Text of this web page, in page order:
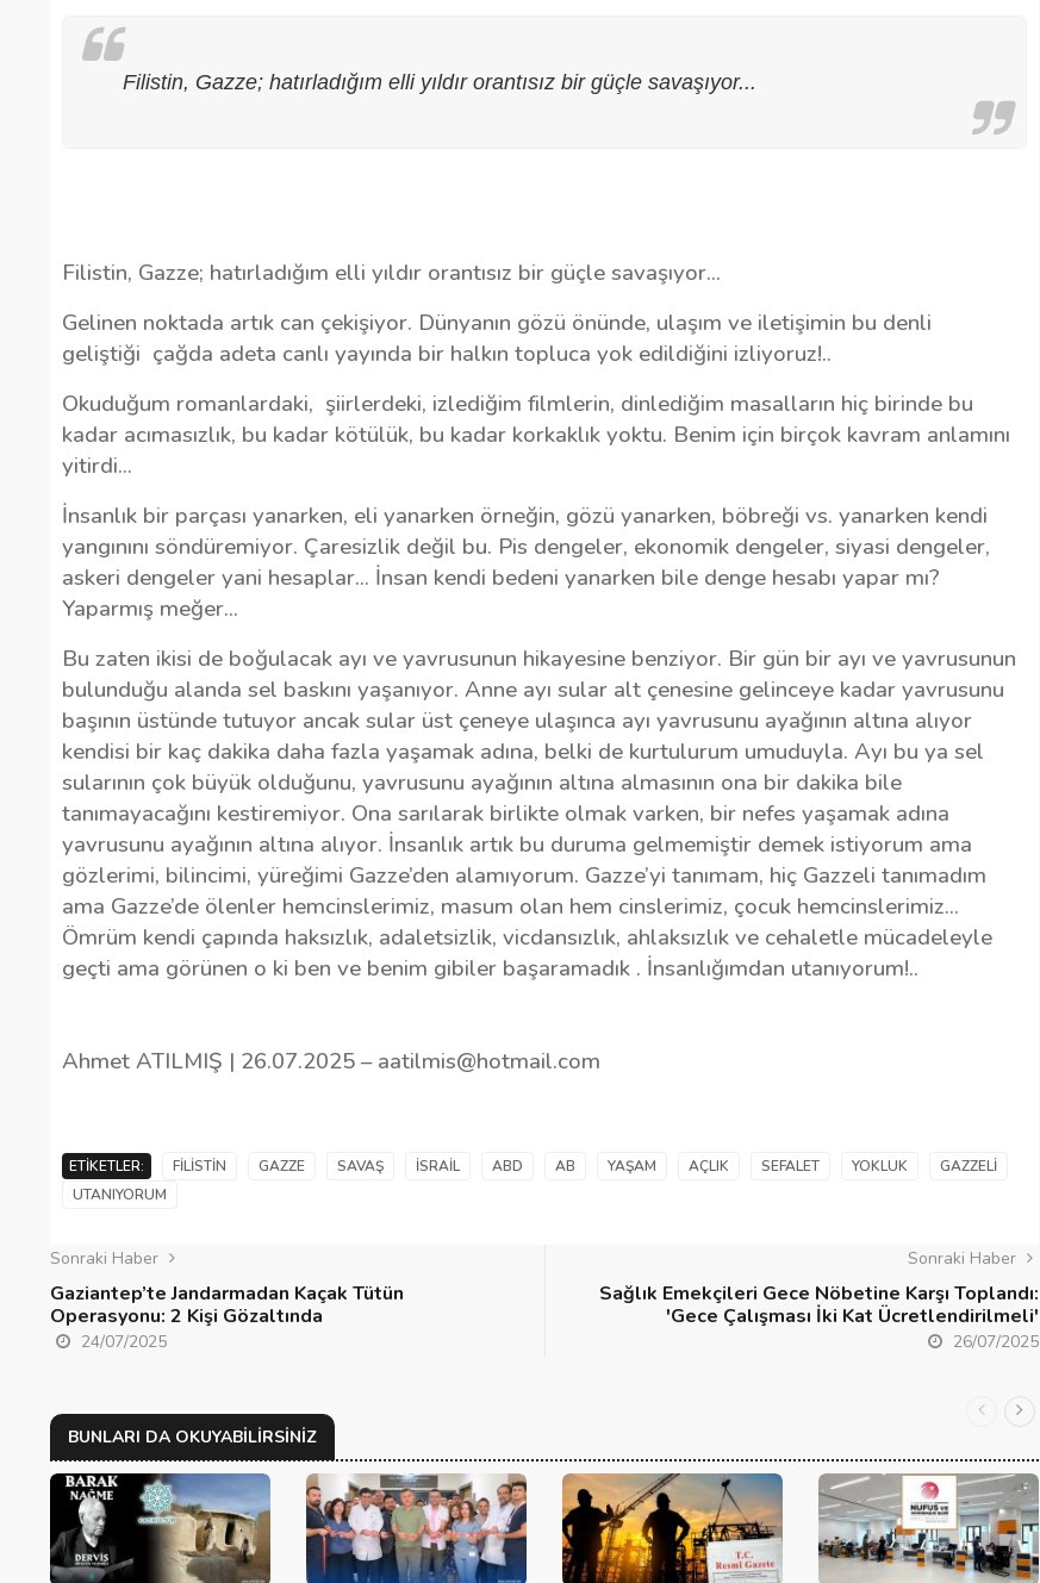
Filistin, Gazze; hatırladığım elli yıldır orantısız bir güçle savaşıyor...
Filistin, Gazze; hatırladığım elli yıldır orantısız bir güçle savaşıyor...
Gelinen noktada artık can çekişiyor. Dünyanın gözü önünde, ulaşım ve iletişimin bu denli
geliştiği çağda adeta canlı yayında bir halkın topluca yok edildiğini izliyoruz!..
Okuduğum romanlardaki, şiirlerdeki, izlediğim filmlerin, dinlediğim masalların hiç birinde bu
kadar acımasızlık, bu kadar kötülük, bu kadar korkaklık yoktu. Benim için birçok kavram anlamını
yitirdi...
İnsanlık bir parçası yanarken, eli yanarken örneğin, gözü yanarken, böbreği vs. yanarken kendi
yangınını söndüremiyor. Çaresizlik değil bu. Pis dengeler, ekonomik dengeler, siyasi dengeler,
askeri dengeler yani hesaplar... İnsan kendi bedeni yanarken bile denge hesabı yapar mı?
Yaparmış meğer...
Bu zaten ikisi de boğulacak ayı ve yavrusunun hikayesine benziyor. Bir gün bir ayı ve yavrusunun
bulunduğu alanda sel baskını yaşanıyor. Anne ayı sular alt çenesine gelinceye kadar yavrusunu
başının üstünde tutuyor ancak sular üst çeneye ulaşınca ayı yavrusunu ayağının altına alıyor
kendisi bir kaç dakika daha fazla yaşamak adına, belki de kurtulurum umuduyla. Ayı bu ya sel
sularının çok büyük olduğunu, yavrusunu ayağının altına almasının ona bir dakika bile
tanımayacağını kestiremiyor. Ona sarılarak birlikte olmak varken, bir nefes yaşamak adına
yavrusunu ayağının altına alıyor. İnsanlık artık bu duruma gelmemiştir demek istiyorum ama
gözlerimi, bilincimi, yüreğimi Gazze’den alamıyorum. Gazze’yi tanımam, hiç Gazzeli tanımadım
ama Gazze’de ölenler hemcinslerimiz, masum olan hem cinslerimiz, çocuk hemcinslerimiz...
Ömrüm kendi çapında haksızlık, adaletsizlik, vicdansızlık, ahlaksızlık ve cehaletle mücadeleyle
geçti ama görünen o ki ben ve benim gibiler başaramadık . İnsanlığımdan utanıyorum!..
Ahmet ATILMIŞ | 26.07.2025 – aatilmis@hotmail.com
ETIKETLER: FILISTIN GAZZE SAVAŞ İSRAIL ABD AB YAŞAM AÇLIK SEFALET YOKLUK
GAZZELI
UTANIYORUM
Sonraki Haber
Gaziantep’te Jandarmadan Kaçak Tütün
Operasyonu: 2 Kişi Gözaltında
24/07/2025
Sonraki Haber
Sağlık Emekçileri Gece Nöbetine Karşı Toplandı:
'Gece Çalışması İki Kat Ücretlendirilmeli'
26/07/2025
BUNLARI DA OKUYABILIRSINIZ
Gaziantep’te Toplu Ulaşım
Ücretlerine Yüzde 70 Zam Geliyor
Şehitkamil Belediyesi işçi alımı
yapacak, işte şartlar